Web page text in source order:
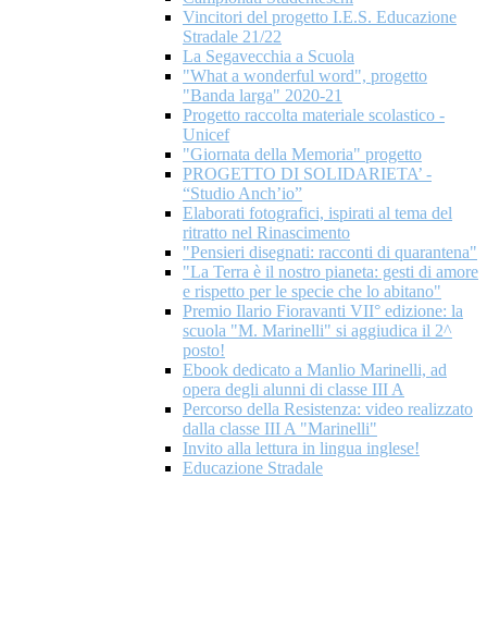
Vincitori del progetto I.E.S. Educazione
Stradale 21/22
La Segavecchia a Scuola
"What a wonderful word", progetto
"Banda larga" 2020-21
Progetto raccolta materiale scolastico -
Unicef
"Giornata della Memoria" progetto
PROGETTO DI SOLIDARIETA’ -
“Studio Anch’io”
Elaborati fotografici, ispirati al tema del
ritratto nel Rinascimento
"Pensieri disegnati: racconti di quarantena"
"La Terra è il nostro pianeta: gesti di amore
e rispetto per le specie che lo abitano"
Premio Ilario Fioravanti VII° edizione: la
scuola "M. Marinelli" si aggiudica il 2^
posto!
Ebook dedicato a Manlio Marinelli, ad
opera degli alunni di classe III A
Percorso della Resistenza: video realizzato
dalla classe III A "Marinelli"
Invito alla lettura in lingua inglese!
Educazione Stradale